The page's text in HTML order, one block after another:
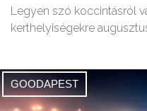
Legyen szó koccintásról
kerthelyiségekre
GOODAPEST